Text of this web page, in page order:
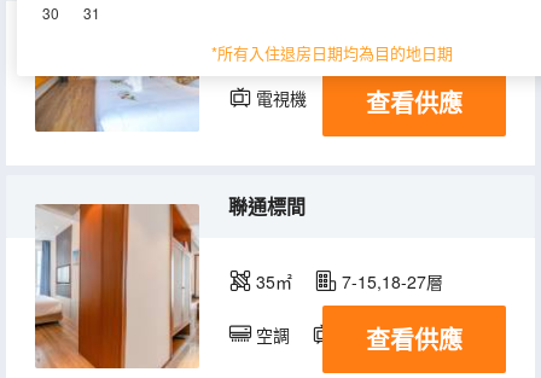
30 31
*所有入住退房日期均為目的地日期
18-24㎡ 2-28層
電視機 查看供應
聯通標間
35㎡ 7-15,18-27層
空調 電視機
查看供應